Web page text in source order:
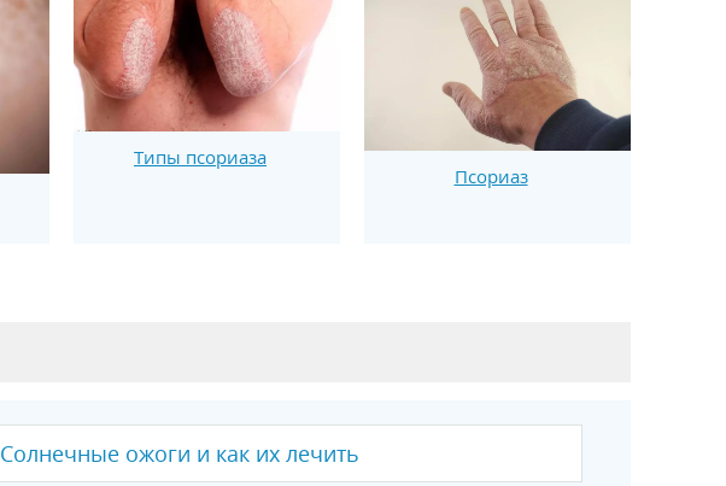
Типы псориаза
Псориаз
Солнечные ожоги и как их лечить